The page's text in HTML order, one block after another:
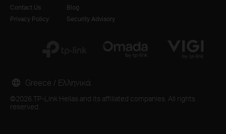
Contact Us
Privacy Policy
Blog
Security Advisory
©2026 TP-Link Hellas and its affiliated companies. All rights
reserved.
Greece / Ελληνικά